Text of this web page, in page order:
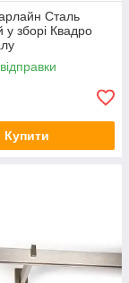
Сталь
у зборі Квадро
Купити